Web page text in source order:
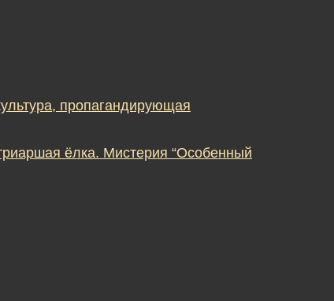
пропагандирующая
ёлка. Мистерия “Особенный